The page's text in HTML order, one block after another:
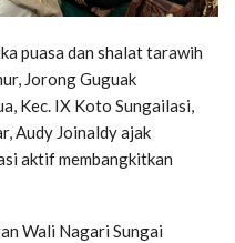
puasa dan shalat tarawih
Jorong Guguak
Kec. IX Koto Sungailasi,
Audy Joinaldy ajak
aktif membangkitkan
Wali Nagari Sungai